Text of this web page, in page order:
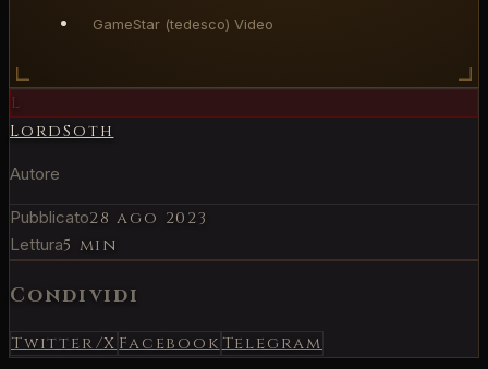
GameStar (tedesco) Video
L
LordSoth
Autore
Pubblicato28 ago 2023
Lettura5 min
Condividi
Twitter/XFacebookTelegram